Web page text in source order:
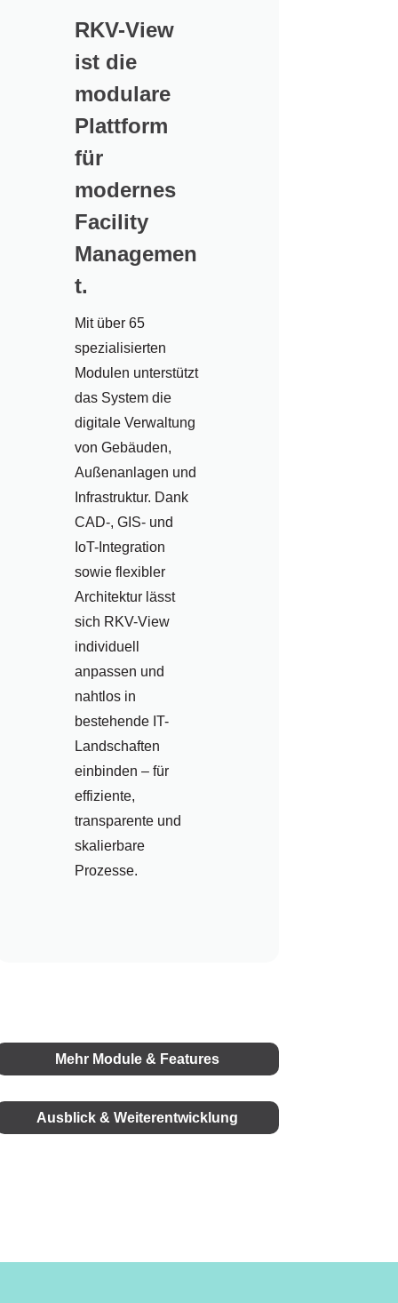
RKV-View
ist die
modulare
Plattform
für
modernes
Facility
Managemen
t.
Mit über 65
spezialisierten
Modulen unterstützt
das System die
digitale Verwaltung
von Gebäuden,
Außenanlagen und
Infrastruktur. Dank
CAD-, GIS- und
IoT-Integration
sowie flexibler
Architektur lässt
sich RKV-View
individuell
anpassen und
nahtlos in
bestehende IT-
Landschaften
einbinden – für
effiziente,
transparente und
skalierbare
Prozesse.
Mehr Module & Features
Ausblick & Weiterentwicklung